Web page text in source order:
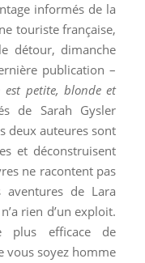
informés de la
touriste française,
détour, dimanche
publication –
est petite, blonde et
de Sarah Gysler
deux auteures sont
et déconstruisent
ne racontent pas
aventures de Lara
rien d’un exploit.
plus efficace de
vous soyez homme